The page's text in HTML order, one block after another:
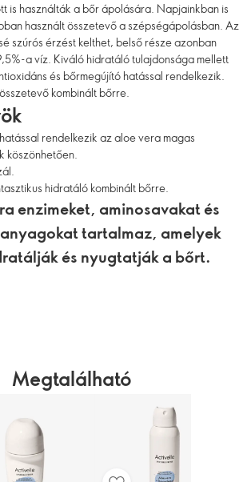
is használták a bőr ápolására. Napjainkban is
használt összetevő a szépségápolásban. Az
szúrós érzést kelthet, belső része azonban
a víz. Kiváló hidratáló tulajdonsága mellett
és bőrmegújító hatással rendelkezik.
kombinált bőrre.
rendelkezik az aloe vera magas
köszönhetően.
hidratáló kombinált bőrre.
enzimeket, aminosavakat és
tartalmaz, amelyek
és nyugtatják a bőrt.
Megtalálható